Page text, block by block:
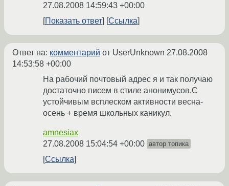
27.08.2008 14:59:43 +00:00
Показать ответ
Ссылка
Ответ на: комментарий от UserUnknown 27.08.2008
14:53:58 +00:00
На рабочий почтовый адрес я и так получаю
достаточно писем в стиле анонимусов.С
устойчивым всплеском активности весна-
осень + время школьных каникул.
amnesiax
27.08.2008 15:04:54 +00:00 автор топика
Ссылка